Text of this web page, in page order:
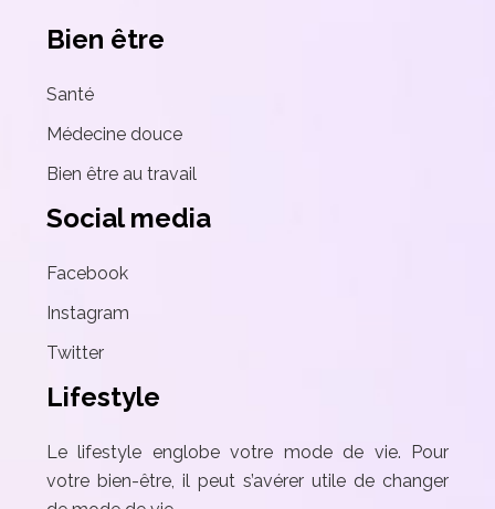
Bien être
Santé
Médecine douce
Bien être au travail
Social media
Facebook
Instagram
Twitter
Lifestyle
Le lifestyle englobe votre mode de vie. Pour
votre bien-être, il peut s’avérer utile de changer